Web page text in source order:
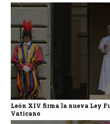
León XIV firma la nueva Ley
Vaticano